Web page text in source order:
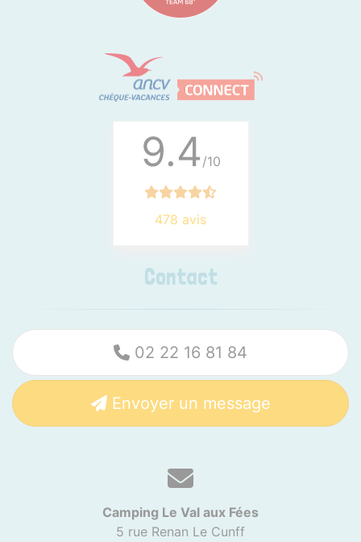
9.4 /10
478 avis
Contact
02 22 16 81 84
Envoyer un message
Camping Le Val aux Fées
5 rue Renan Le Cunff